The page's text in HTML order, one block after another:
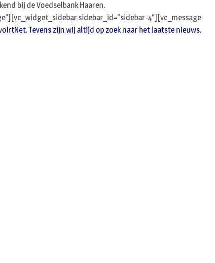
bij de Voedselbank Haaren.
sidebar_id=”sidebar-4″][vc_message
Tevens zijn wij altijd op zoek naar het laatste nieuws.